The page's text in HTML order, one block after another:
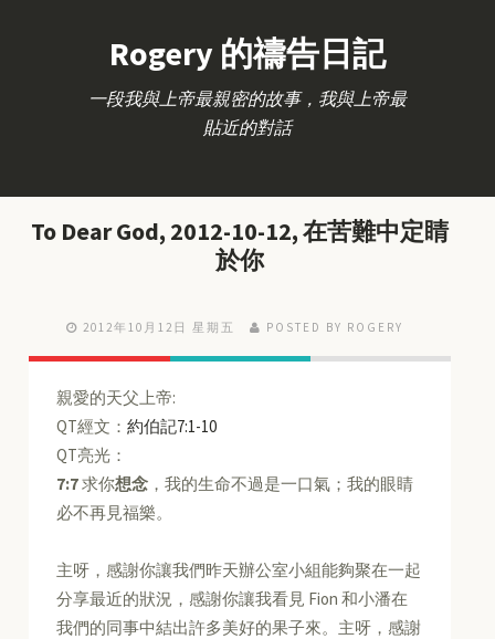
Rogery 的禱告日記
一段我與上帝最親密的故事，我與上帝最
貼近的對話
To Dear God, 2012-10-12, 在苦難中定睛
於你
2012年10月12日 星期五 POSTED BY ROGERY
親愛的天父上帝:
QT經文：約伯記7:1-10
QT亮光：
7:7求你想念 ，我的生命不過是一口氣；我的眼睛
必不再見福樂。
主呀，感謝你讓我們昨天辦公室小組能夠聚在一起
分享最近的狀況，感謝你讓我看見 Fion 和小潘在
我們的同事中結出許多美好的果子來。主呀，感謝